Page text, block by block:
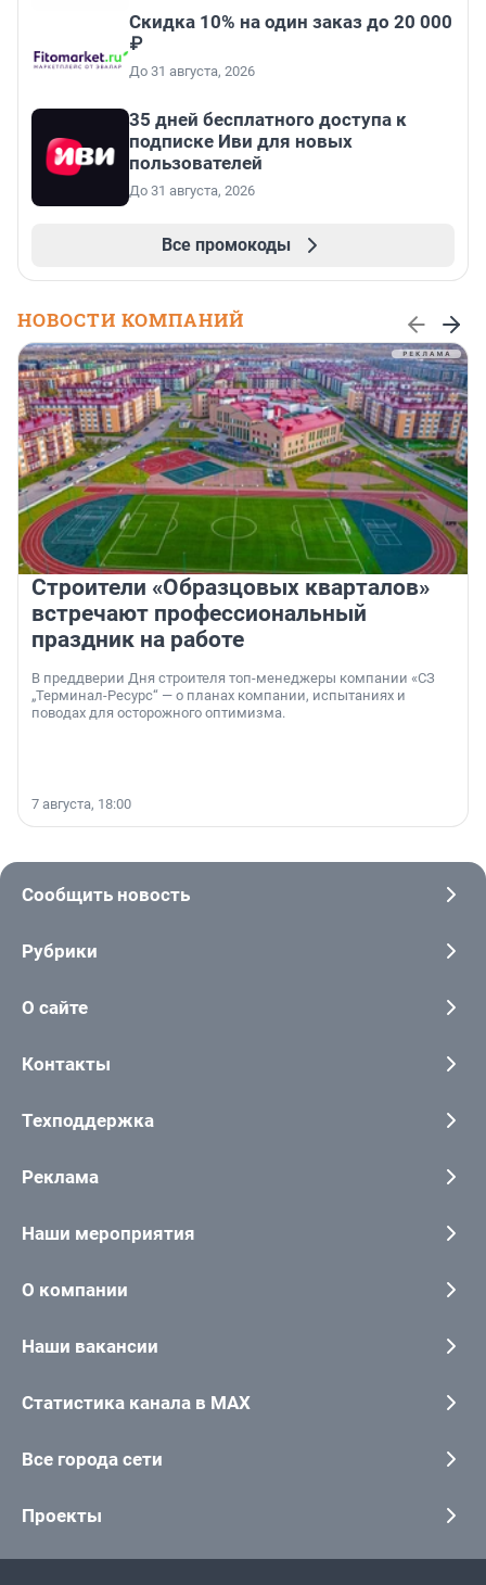
Скидка 10% на один заказ до 20 000
₽
До 31 августа, 2026
35 дней бесплатного доступа к
подписке Иви для новых
пользователей
До 31 августа, 2026
Все промокоды
НОВОСТИ КОМПАНИЙ
Строители «Образцовых кварталов»
встречают профессиональный
праздник на работе
В преддверии Дня строителя топ-менеджеры компании «СЗ
„Терминал-Ресурс“ — о планах компании, испытаниях и
поводах для осторожного оптимизма.
7 августа, 18:00
Сообщить новость
Рубрики
О сайте
Контакты
Техподдержка
Реклама
Наши мероприятия
О компании
Наши вакансии
Статистика канала в MAX
Все города сети
Проекты